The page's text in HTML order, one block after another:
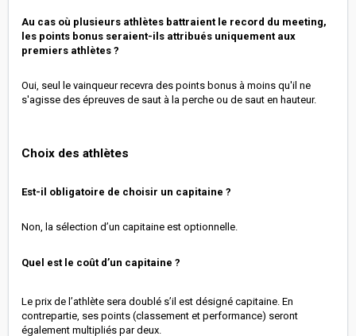
Au cas où plusieurs athlètes battraient le record du meeting,
les points bonus seraient-ils attribués uniquement aux
premiers athlètes ?
Oui, seul le vainqueur recevra des points bonus à moins qu'il ne
s'agisse des épreuves de saut à la perche ou de saut en hauteur.
Choix des athlètes
Est-il obligatoire de choisir un capitaine ?
Non, la sélection d’un capitaine est optionnelle.
Quel est le coût d’un capitaine ?
Le prix de l’athlète sera doublé s’il est désigné capitaine. En
contrepartie, ses points (classement et performance) seront
également multipliés par deux.